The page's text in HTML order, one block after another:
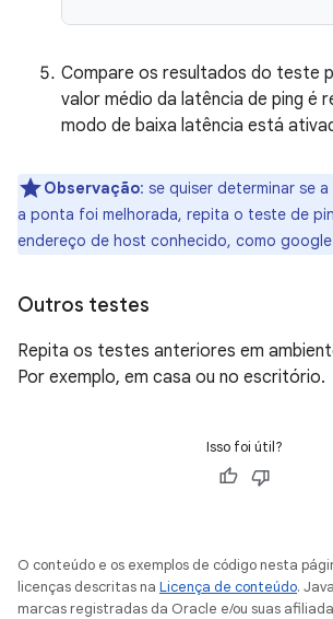
Compare os resultados do teste
valor médio da latência de ping é
modo de baixa latência está
Observação: se quiser determinar se
a ponta foi melhorada, repita o teste de
endereço de host conhecido, como
Outros testes
Repita os testes anteriores em
Por exemplo, em casa ou no escritório.
Isso foi útil?
O conteúdo e os exemplos de código nesta
licenças descritas na Licença de conteúdo.
marcas registradas da Oracle e/ou suas